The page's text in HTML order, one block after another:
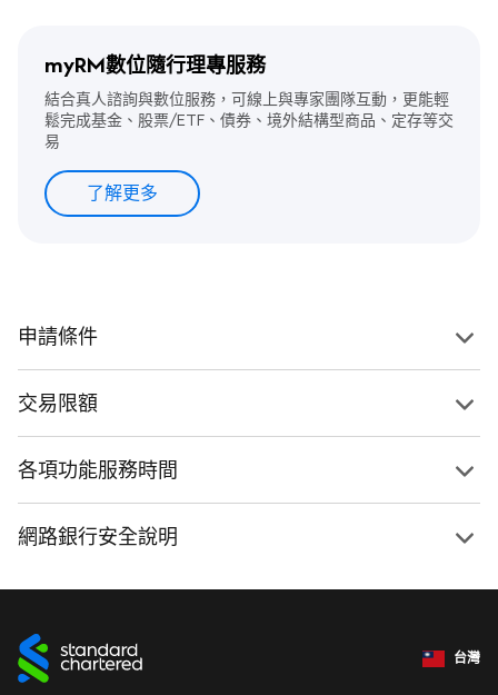
myRM數位隨行理專服務
結合真人諮詢與數位服務，可線上與專家團隊互動，更能輕
鬆完成基金、股票/ETF、債券、境外結構型商品、定存等交
易
了解更多
申請條件
交易限額
各項功能服務時間
網路銀行安全說明
台灣